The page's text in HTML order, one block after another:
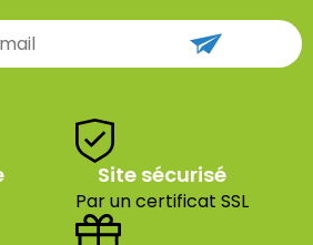
Site sécurisé
Par un certificat SSL